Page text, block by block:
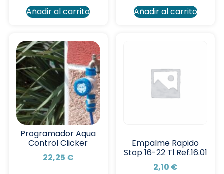
Añadir al carrito
Añadir al carrito
Programador Aqua
Control Clicker
22,25 €
Empalme Rapido
Stop 16-22 Tl Ref.16.01
2,10 €